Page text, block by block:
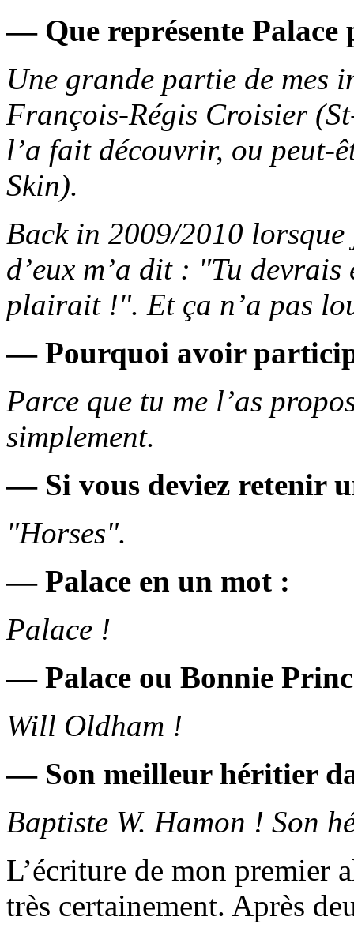
— Que représente Palace
Une grande partie de mes
François-Régis Croisier
l’a fait découvrir, ou peut-
Skin).
Back in 2009/2010 lorsque
d’eux m’a dit : "Tu
plairait !". Et ça n’a pas
— Pourquoi avoir
Parce que tu me l’as
simplement.
— Si vous deviez retenir
"Horses".
— Palace en un mot :
Palace !
— Palace ou Bonnie
Will Oldham !
— Son meilleur héritier
Baptiste W. Hamon ! Son
L’écriture de mon premier
très certainement. Après